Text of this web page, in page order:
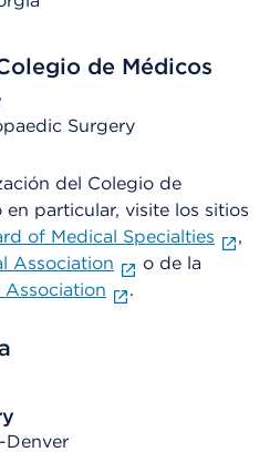
de Médicos
Surgery
del Colegio de
particular, visite los sitios
of Medical Specialties
,
Association
o de la
.
Denver